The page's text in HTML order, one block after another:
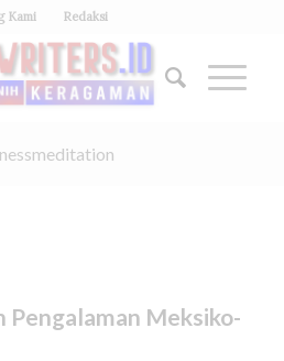
Kami Redaksi
Pengalaman Meksiko-